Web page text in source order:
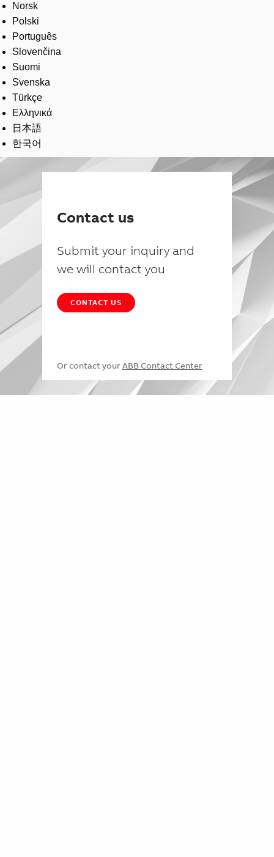
Norsk
Polski
Português
Slovenčina
Suomi
Svenska
Türkçe
Ελληνικά
日本語
한국어
Contact us
Submit your inquiry and
we will contact you
CONTACT US
Or contact your ABB Contact Center